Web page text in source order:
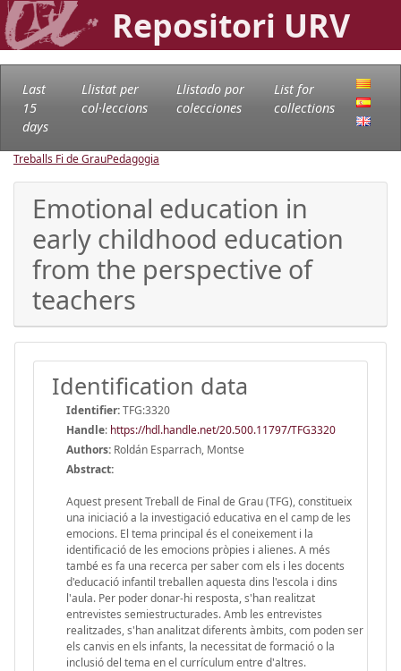
Repositori URV
Last
15
days
Llistat per
col·leccions
Llistado por
colecciones
List for
collections
Treballs Fi de GrauPedagogia
Emotional education in
early childhood education
from the perspective of
teachers
Identification data
Identifier:TFG:3320
Handle: https://hdl.handle.net/20.500.11797/TFG3320
Authors: Roldán Esparrach, Montse
Abstract:
Aquest present Treball de Final de Grau (TFG), constitueix
una iniciació a la investigació educativa en el camp de les
emocions. El tema principal és el coneixement i la
identificació de les emocions pròpies i alienes. A més
també es fa una recerca per saber com els i les docents
d'educació infantil treballen aquesta dins l'escola i dins
l'aula. Per poder donar-hi resposta, s'han realitzat
entrevistes semiestructurades. Amb les entrevistes
realitzades, s'han analitzat diferents àmbits, com poden ser
els canvis en els infants, la necessitat de formació o la
inclusió del tema en el currículum entre d'altres.